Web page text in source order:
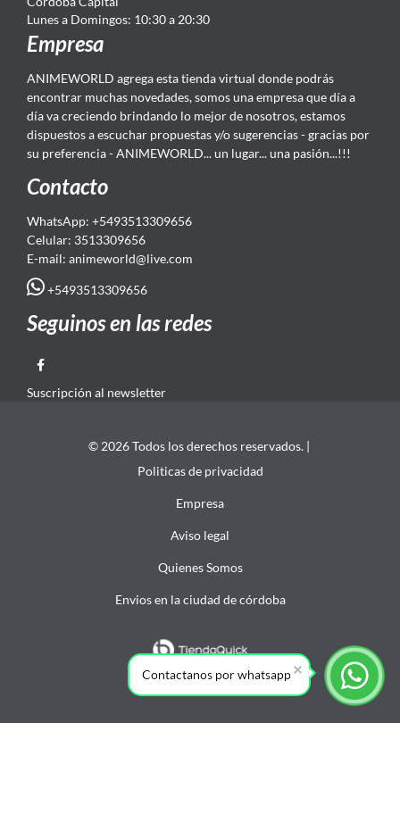
Lunes a Domingos: 10:30 a 20:30
Empresa
ANIMEWORLD agrega esta tienda virtual donde podrás
encontrar muchas novedades, somos una empresa que día a
día va creciendo brindando lo mejor de nosotros, estamos
dispuestos a escuchar propuestas y/o sugerencias - gracias por
su preferencia - ANIMEWORLD... un lugar... una pasión...!!!
Contacto
WhatsApp: +5493513309656
Celular: 3513309656
E-mail: animeworld@live.com
+5493513309656
Seguinos en las redes
Suscripción al newsletter
© 2026 Todos los derechos reservados. |
Politicas de privacidad
Empresa
Aviso legal
Quienes Somos
Envios en la ciudad de córdoba
Contactanos por whatsapp